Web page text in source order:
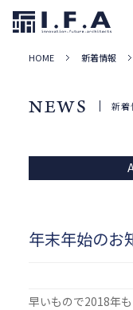
HOME 新着情報
NEWS 新着
年末年始のお
早いもので2018年